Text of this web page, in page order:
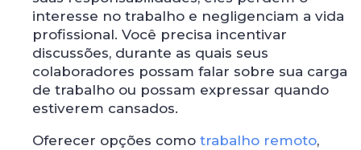
interesse no trabalho e negligenciam a vida
profissional. Você precisa incentivar
discussões, durante as quais seus
colaboradores possam falar sobre sua carga
de trabalho ou possam expressar quando
estiverem cansados.
Oferecer opções como trabalho remoto,